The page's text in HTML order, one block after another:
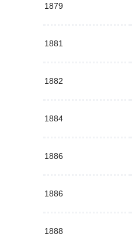
1879
1881
1882
1884
1886
1886
1888